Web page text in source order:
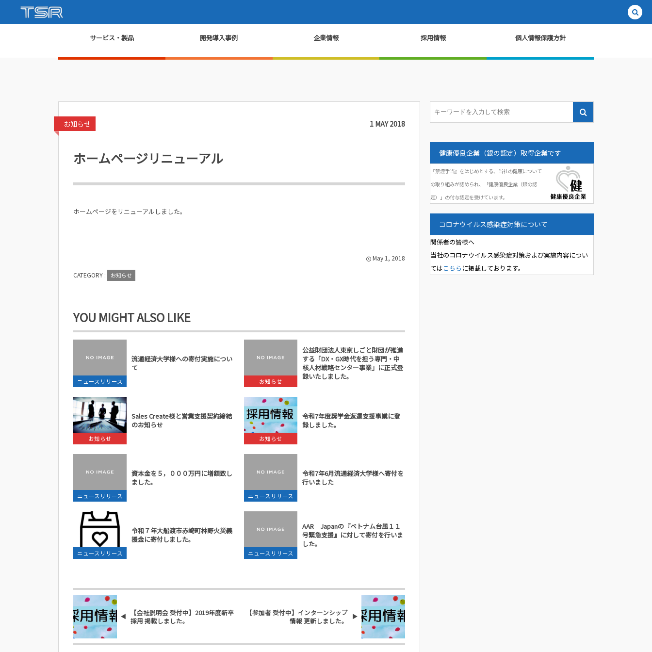
サービス・製品 開発導入事例 企業情報 採用情報 個人情報保護方針
お知らせ 1 MAY 2018
ホームページリニューアル
ホームページをリニューアルしました。
May 1 , 2018
CATEGORY : お知らせ
YOU MIGHT ALSO LIKE
ニュースリリース
流通経済大学様への寄付実施につい
て
お知らせ
公益財団法人東京しごと財団が推進
する「DX・GX時代を担う専門・中
核人材戦略センター事業」に正式登
録いたしました。
お知らせ
Sales Create様と営業支援契約締結
のお知らせ
お知らせ
令和7年度奨学金返還支援事業に登
録しました。
ニュースリリース
資本金を５，０００万円に増額致し
ました。
ニュースリリース
令和7年6月流通経済大学様へ寄付を
行いました
ニュースリリース
令和７年大船渡市赤崎町林野火災義
援金に寄付しました。
ニュースリリース
AAR Japanの『ベトナム台風１１
号緊急支援』に対して寄付を行いま
した。
【会社説明会 受付中】2019年度新卒
採用 掲載しました。
【参加者 受付中】インターンシップ
情報 更新しました。
健康優良企業（銀の認定）取得企業です
『禁煙手当』をはじめとする、当社の健康について
の取り組みが認められ、「健康優良企業（銀の認
定）」の付与認定を受けています。
コロナウイルス感染症対策について
関係者の皆様へ
当社のコロナウイルス感染症対策および実施内容につい
てはこちら に掲載しております。